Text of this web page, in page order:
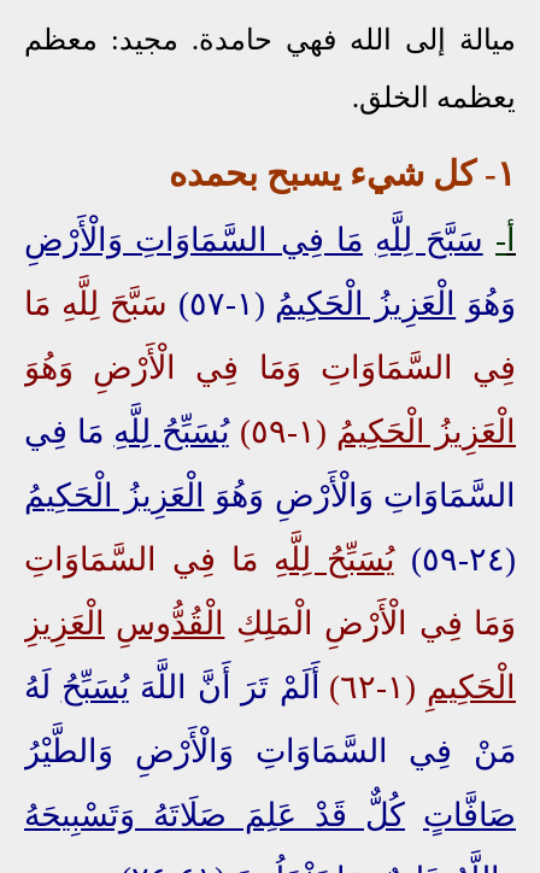
ميالة إلى الله فهي حامدة. مجيد: معظم
يعظمه الخلق.
١- كل شيء يسبح بحمده
- سَبَّحَ لِلَّه مَا فِي السَّمَاوَاتِ وَالْأَرْضِ
وَهُوَ
الْعَزِيزُ الْحَكِيمُ (١-٥٧)
سَبَّحَ لِلَّهِ مَا
فِي السَّمَاوَاتِ وَمَا فِي الْأَرْضِ وَهُوَ
الْعَزِيزُ الْحَكِيمُ (١-٥٩) يُسَبِّحُ لِلَّهِ مَا فِي
السَّمَاوَاتِ وَالْأَرْضِ وَهُوَ
الْعَزِيزُ الْحَكِيمُ
(٢٤-٥٩)
يُسَبِّحُ لِلَّهِ مَا فِي السَّمَاوَاتِ
وَمَا فِي الْأَرْضِ الْمَلِكِ
الْقُدُّوسِ
الْعَزِيزِ
الْحَكِيمِ (١-٦٢) أَلَمْ تَرَ أَنَّ اللَّهَيُسَبِّحُ لَهُ
مَنْ فِي السَّمَاوَاتِ وَالْأَرْضِ وَالطَّيْرُ
صَافَّاتٍ كُلٌّ قَدْ عَلِمَ صَلَاتَهُ وَتَسْبِيحَهُ